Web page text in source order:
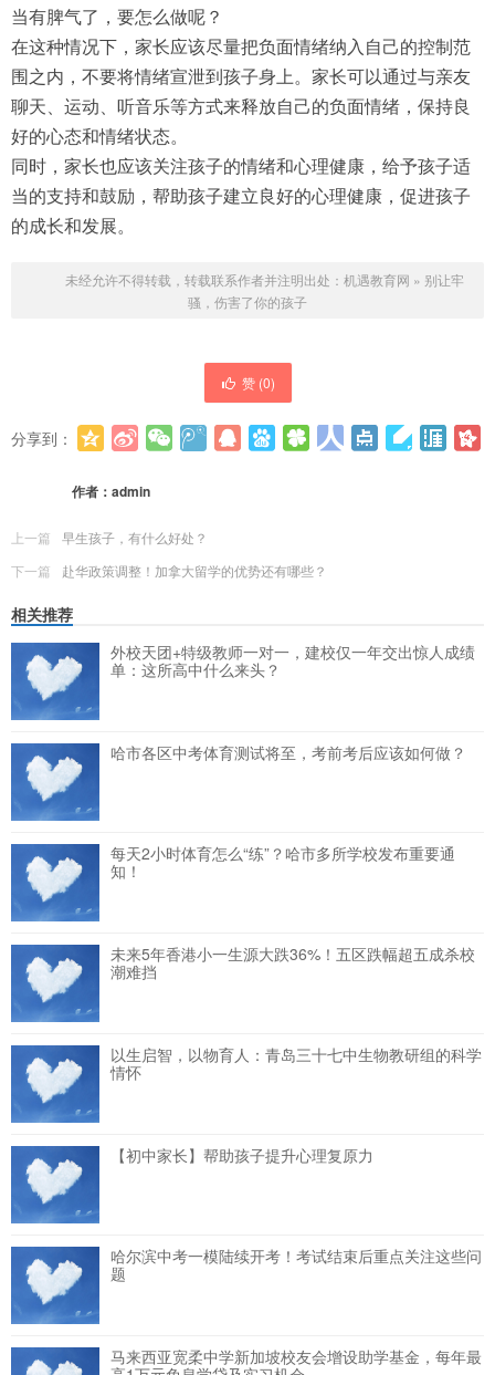
当有脾气了，要怎么做呢？
在这种情况下，家长应该尽量把负面情绪纳入自己的控制范
围之内，不要将情绪宣泄到孩子身上。家长可以通过与亲友
聊天、运动、听音乐等方式来释放自己的负面情绪，保持良
好的心态和情绪状态。
同时，家长也应该关注孩子的情绪和心理健康，给予孩子适
当的支持和鼓励，帮助孩子建立良好的心理健康，促进孩子
的成长和发展。
未经允许不得转载，转载联系作者并注明出处： 机遇教育网 » 别让牢
骚，伤害了你的孩子
赞 (0)
分享到：
作者： admin
上一篇
早生孩子，有什么好处？
下一篇
赴华政策调整！加拿大留学的优势还有哪些？
相关推荐
外校天团+特级教师一对一，建校仅一年交出惊人成绩
单：这所高中什么来头？
哈市各区中考体育测试将至，考前考后应该如何做？
每天2小时体育怎么“练”？哈市多所学校发布重要通
知！
未来5年香港小一生源大跌36%！五区跌幅超五成杀校
潮难挡
以生启智，以物育人：青岛三十七中生物教研组的科学
情怀
【初中家长】帮助孩子提升心理复原力
哈尔滨中考一模陆续开考！考试结束后重点关注这些问
题
马来西亚宽柔中学新加坡校友会增设助学基金，每年最